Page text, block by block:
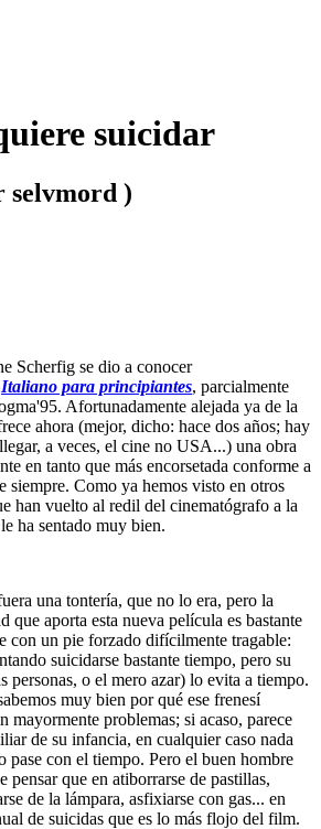
suicidar
selvmord )
Scherfig se dio a conocer
Italiano para principiantes, parcialmente
Afortunadamente alejada ya de la
ahora (mejor, dicho: hace dos años; hay
a veces, el cine no USA...) una obra
en tanto que más encorsetada conforme a
siempre. Como ya hemos visto en otros
han vuelto al redil del cinematógrafo a la
ha sentado muy bien.
una tontería, que no lo era, pero la
que aporta esta nueva película es bastante
con un pie forzado difícilmente tragable:
suicidarse bastante tiempo, pero su
personas, o el mero azar) lo evita a tiempo.
muy bien por qué ese frenesí
mayormente problemas; si acaso, parece
de su infancia, en cualquier caso nada
pase con el tiempo. Pero el buen hombre
pensar que en atiborrarse de pastillas,
de la lámpara, asfixiarse con gas... en
de suicidas que es lo más flojo del film.